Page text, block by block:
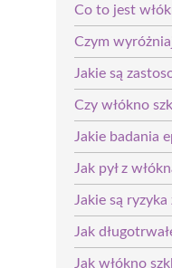
Co to jest
Czym
Jakie są
Czy włókno
Jakie badania
Jak pył z
Jakie są
Jak
Jak włókno